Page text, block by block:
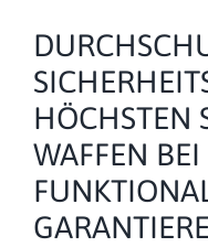
HÖCHSTEN
WAFFEN